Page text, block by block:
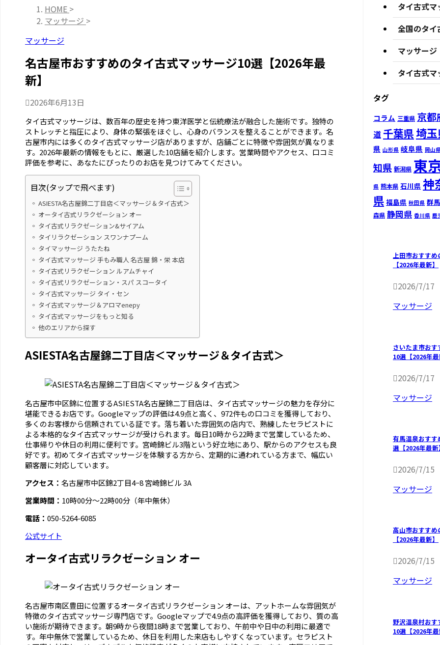
HOME >
マッサージ >
マッサージ
名古屋市おすすめのタイ古式マッサージ10選【2026年最
新】
2026年6月13日
タイ古式マッサージは、数百年の歴史を持つ東洋医学と伝統療法が融合した施術です。独特の
ストレッチと指圧により、身体の緊張をほぐし、心身のバランスを整えることができます。名
古屋市内には多くのタイ古式マッサージ店がありますが、店舗ごとに特徴や雰囲気が異なりま
す。2026年最新の情報をもとに、厳選した10店舗を紹介します。営業時間やアクセス、口コミ
評価を参考に、あなたにぴったりのお店を見つけてみてください。
目次(タップで飛べます)
ASIESTA名古屋錦二丁目店＜マッサージ＆タイ古式＞
オータイ古式リラクゼーション オー
タイ古式リラクゼーション&サイアム
タイリラクゼーション スワンナプーム
タイマッサージ うたたね
タイ古式マッサージ 手もみ職人 名古屋 錦・栄 本店
タイ古式リラクゼーション ルアムチャイ
タイ古式リラクゼーション・スパ スコータイ
タイ古式マッサージ タイ・セン
タイ古式マッサージ＆アロマenepy
タイ古式マッサージをもっと知る
他のエリアから探す
ASIESTA名古屋錦二丁目店＜マッサージ＆タイ古式＞
名古屋市中区錦に位置するASIESTA名古屋錦二丁目店は、タイ古式マッサージの魅力を存分に
堪能できるお店です。Googleマップの評価は4.9点と高く、972件もの口コミを獲得しており、
多くのお客様から信頼されている証です。落ち着いた雰囲気の店内で、熟練したセラピストに
よる本格的なタイ古式マッサージが受けられます。毎日10時から22時まで営業しているため、
仕事帰りや休日の利用に便利です。宮崎錦ビル3階という好立地にあり、駅からのアクセスも良
好です。初めてタイ古式マッサージを体験する方から、定期的に通われている方まで、幅広い
顧客層に対応しています。
アクセス： 名古屋市中区錦2丁目4−8 宮崎錦ビル 3A
営業時間： 10時00分～22時00分（年中無休）
電話： 050-5264-6085
公式サイト
オータイ古式リラクゼーション オー
名古屋市南区豊田に位置するオータイ古式リラクゼーション オーは、アットホームな雰囲気が
特徴のタイ古式マッサージ専門店です。Googleマップで4.9点の高評価を獲得しており、質の高
い施術が期待できます。朝9時から夜間18時まで営業しており、午前中や日中の利用に最適で
す。年中無休で営業しているため、休日を利用した来店もしやすくなっています。セラピスト
タイ古式マ
全国のタイ
マッサージ
タイ古式マ
タグ
コラム 三重県 京都
道千葉県 埼
県 山形県 岐阜県 岡山
知県 新潟県 東
県 熊本県 石川県 神
県 福島県 秋田県 群
森県 静岡県 香川県 鹿
上田市おすすめ
【2026年最新】
2026/7/17
マッサージ
さいたま市お
10選【2026年最
2026/7/17
マッサージ
有馬温泉おすす
選【2026年最新
2026/7/15
マッサージ
高山市おすすめ
【2026年最新】
2026/7/15
マッサージ
野沢温泉村おす
10選【2026年最